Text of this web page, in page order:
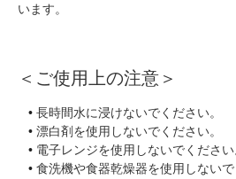
います。
＜ご使用上の注意＞
長時間水に浸けないでください。
漂白剤を使用しないでください。
電子レンジを使用しないでください
食洗機や食器乾燥器を使用しないで